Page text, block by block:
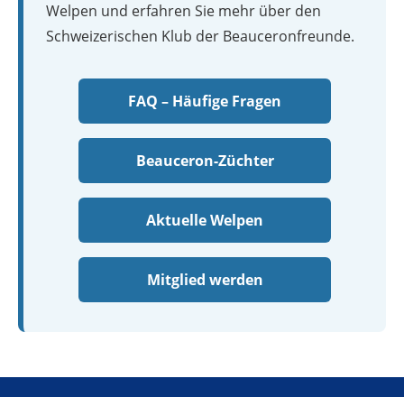
Welpen und erfahren Sie mehr über den
Schweizerischen Klub der Beauceronfreunde.
FAQ – Häufige Fragen
Beauceron-Züchter
Aktuelle Welpen
Mitglied werden